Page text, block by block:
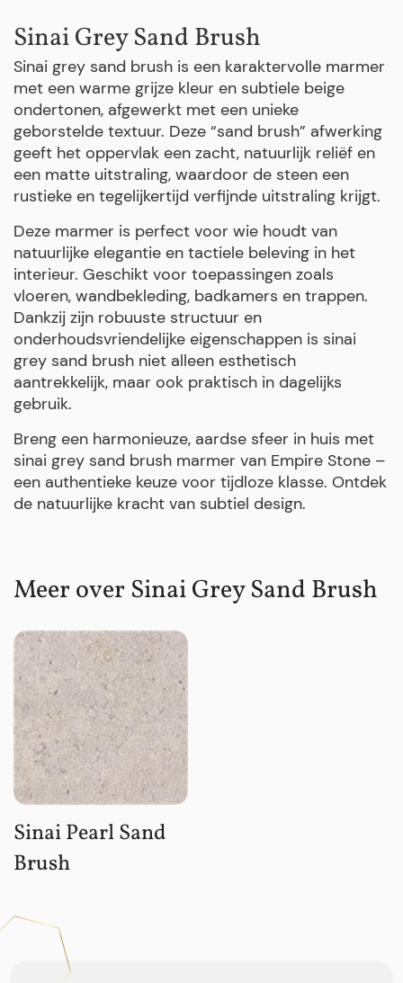
Sinai Grey Sand Brush
Sinai grey sand brush is een karaktervolle marmer
met een warme grijze kleur en subtiele beige
ondertonen, afgewerkt met een unieke
geborstelde textuur. Deze “sand brush” afwerking
geeft het oppervlak een zacht, natuurlijk reliëf en
een matte uitstraling, waardoor de steen een
rustieke en tegelijkertijd verfijnde uitstraling krijgt.
Deze marmer is perfect voor wie houdt van
natuurlijke elegantie en tactiele beleving in het
interieur. Geschikt voor toepassingen zoals
vloeren, wandbekleding, badkamers en trappen.
Dankzij zijn robuuste structuur en
onderhoudsvriendelijke eigenschappen is sinai
grey sand brush niet alleen esthetisch
aantrekkelijk, maar ook praktisch in dagelijks
gebruik.
Breng een harmonieuze, aardse sfeer in huis met
sinai grey sand brush marmer van Empire Stone –
een authentieke keuze voor tijdloze klasse. Ontdek
de natuurlijke kracht van subtiel design.
Meer over Sinai Grey Sand Brush
Sinai Pearl Sand
Brush